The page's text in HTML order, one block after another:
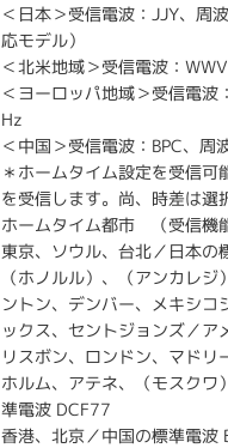
＜日本＞受信電波：JJY、周
応モデル）
＜北米地域＞受信電波：
＜ヨーロッパ地域＞受信電
Hz
＜中国＞受信電波：BPC、周
＊ホームタイム設定を受信
を受信します。尚、時差は選
ホームタイム都市 （受信機
東京、ソウル、台北／日本
（ホノルル）、（アンカレ
ントン、デンバー、メキシコ
ックス、セントジョンズ／ア
リスボン、ロンドン、マドリ
ホルム、アテネ、（モスクワ
準電波 DCF77
香港、北京／中国の標準電波